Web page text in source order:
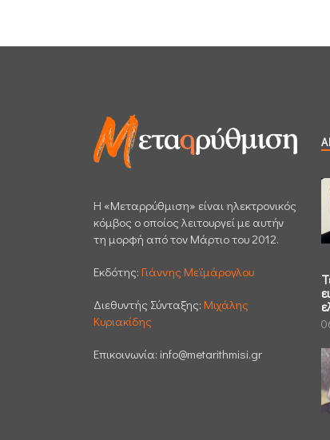
H «Μεταρρύθμιση» είναι ηλεκτρονικός
κόμβος ο οποίος λειτουργεί με αυτήν
τη μορφή από τον Μάρτιο του 2012.
Εκδότης: Γιάννης Μεϊμάρογλου
Διεθυντής Σύνταξης: Μιχάλης
Κυριακίδης
Επικοινωνία: info@metarithmisi.gr